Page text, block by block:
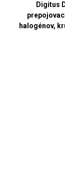
Digitus
halogénov,